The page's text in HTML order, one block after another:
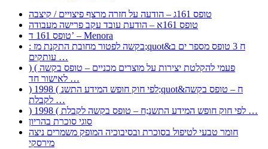
טופס 161ג – הודעה על חזרה מרצף פיצויים / קיצבה
טופס 161א – הודעת עובד עקב פרישה מעבודה
טופס 161 ד’ – Menora
: בקשה לפטור מחובת התקנת מז;quot&ח 3 טופס מספר ים ב
עותקים …
) ( פעמי להקלטת יצירות על מוצרים מכניים – טופס בקשה
לאישור חד …
) 1998 ( לפי חוק חופש המידע התשנ;quot&ח – טופס בקשה
לקבלת …
) 1998 ( לפי חוק חופש המידע התשנ;ח – טופס בקשה לקבלת …
סוגי סוכרת בהריון
חומר טבעי לטיפול בסוכרת ובסיבוכיה המופק משמרים ניצה
מירסקי